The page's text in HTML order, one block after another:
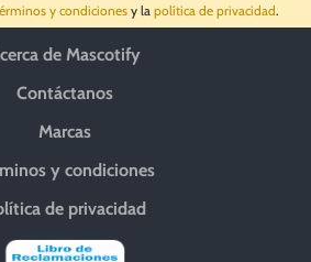
y condiciones y la política de privacidad.
de Mascotify
Contáctanos
Marcas
y condiciones
de privacidad